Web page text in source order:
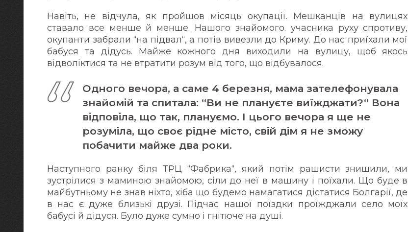
Навіть, не відчула, як пройшов місяць окупації. Мешканців на вулицях
ставало все менше й менше. Нашого знайомого. учасника руху спротиву,
окупанти забрали “на підвал“, а потів вивезли до Криму. До нас приїхали мої
бабуся та дідусь. Майже кожного дня виходили на вулицу, щоб якось
відволіктися та не втратити розум від того, що відбувалося.
Одного вечора, а саме 4 березня, мама зателефонувала
знайомій та спитала: “Ви не плануєте виїжджати?“ Вона
відповіла, що так, плануємо. І цього вечора я ще не
розуміла, що своє рідне місто, свій дім я не зможу
побачити майже два роки.
Наступного ранку біля ТРЦ “Фабрика“, який потім рашисти знищили, ми
зустрілися з маминою знайомою, сіли до неї в машину і поїхали. Що буде в
майбутньому не знав ніхто, хіба що будемо намагатися дістатися Болгарії, де
в нас є дуже близькі друзі. Підчас нашої поїздки проїжджали село моїх
бабусі й дідуся. Було дуже сумно і гнітюче на душі.